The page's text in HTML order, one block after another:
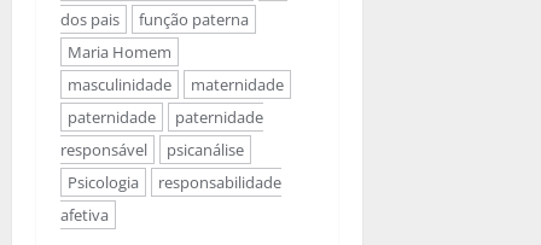
dos pais
função paterna
Maria Homem
masculinidade
maternidade
paternidade
paternidade
responsável
psicanálise
Psicologia
responsabilidade
afetiva